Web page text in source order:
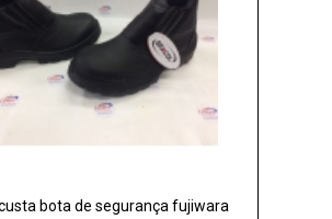
bota de segurança fujiwara